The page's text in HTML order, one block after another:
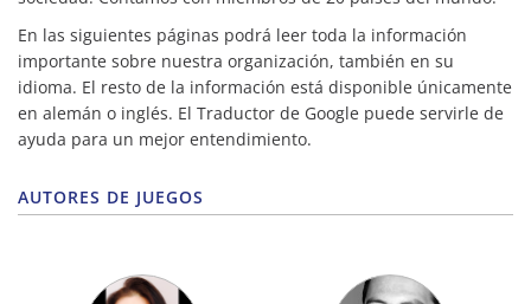
En las siguientes páginas podrá leer toda la información
importante sobre nuestra organización, también en su
idioma. El resto de la información está disponible únicamente
en alemán o inglés. El Traductor de Google puede servirle de
ayuda para un mejor entendimiento.
AUTORES DE JUEGOS